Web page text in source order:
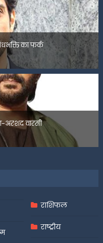
का फर्क
अरशद वारसी
राशिफल
राष्ट्रीय